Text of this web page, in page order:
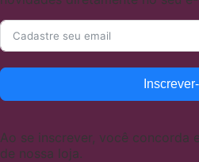
Ao se inscrever, você concorda
de nossa loja.